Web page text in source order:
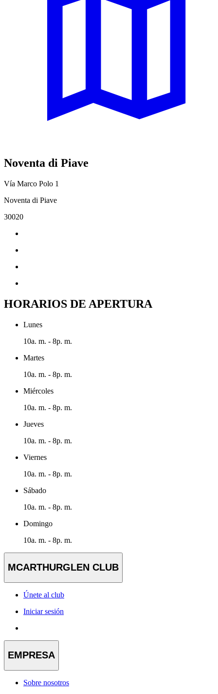
Noventa di Piave
Vía Marco Polo 1
Noventa di Piave
30020
HORARIOS DE APERTURA
Lunes
10a. m. - 8p. m.
Martes
10a. m. - 8p. m.
Miércoles
10a. m. - 8p. m.
Jueves
10a. m. - 8p. m.
Viernes
10a. m. - 8p. m.
Sábado
10a. m. - 8p. m.
Domingo
10a. m. - 8p. m.
MCARTHURGLEN CLUB
Únete al club
Iniciar sesión
EMPRESA
Sobre nosotros